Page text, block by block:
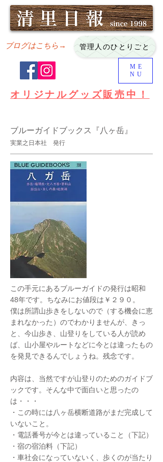
ブログはこちら→ 管理人のひとりごと
ME
NU
オリジナルグッズ販売中！
ブルーガイドブックス『八ヶ岳』
実業之日本社 発行
この手元にあるブルーガイドの発行は昭和
48年です。ちなみにお値段は￥２９０。
僕は所謂山歩きをしないので（する機会に恵
まれなかった）のでわかりませんが、きっ
と、今山歩き、山登りをしている人が読め
ば、山小屋やルートなどに今とは違ったもの
を発見できるんでしょうね。残念です。
内容は、当然ですが山登りのためのガイドブ
ックです。そんな中で面白いと思ったの
は・・・
・この時には八ヶ岳横断道路がまだ完成して
いないこと。
・電話番号が今とは違っていること（下記）
・宿の宿泊料（下記）
・車社会になっていないく、歩くのが当たり